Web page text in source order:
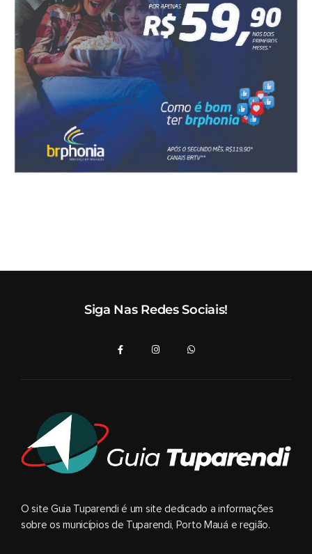
Siga Nas Redes Sociais!
O site Guia Tuparendi é um site dedicado a informações
sobre os municípios de Tuparendi, Porto Mauá e região.